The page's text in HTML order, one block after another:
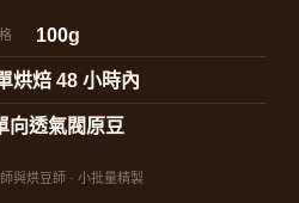
100g
烘焙 48 小時內
向透氣閥原豆
與烘豆師 · 小批量精製